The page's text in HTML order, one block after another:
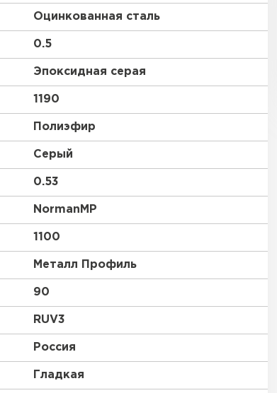
Оцинкованная сталь
0.5
Эпоксидная серая
1190
Полиэфир
Серый
0.53
NormanMP
1100
Металл Профиль
90
RUV3
Россия
Гладкая